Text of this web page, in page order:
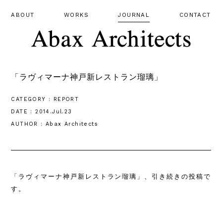
ABOUT WORKS JOURNAL CONTACT
「ラヴィマーナ神戸新レストラン瑠璃」
CATEGORY : REPORT
DATE : 2014.Jul.23
AUTHOR : Abax Architects
「ラヴィマーナ神戸新レストラン瑠璃」、引き続きの投稿で
す。